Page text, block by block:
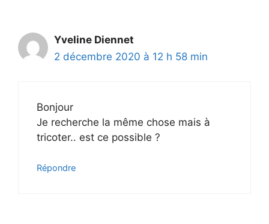
Yveline Diennet
2 décembre 2020 à 12 h 58 min
Bonjour
Je recherche la même chose mais à
tricoter.. est ce possible ?
Répondre